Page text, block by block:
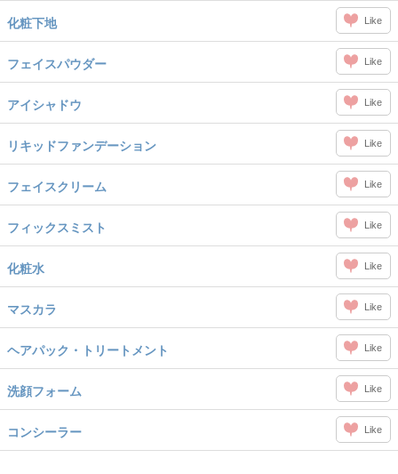
化粧下地 Like
フェイスパウダー Like
アイシャドウ Like
リキッドファンデーション Like
フェイスクリーム Like
フィックスミスト Like
化粧水 Like
マスカラ Like
ヘアパック・トリートメント Like
洗顔フォーム Like
コンシーラー Like